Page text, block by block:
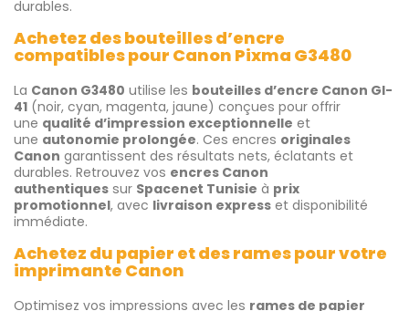
durables.
Achetez des bouteilles d’encre
compatibles pour Canon Pixma G3480
La Canon G3480 utilise les bouteilles d’encre Canon GI-
41 (noir, cyan, magenta, jaune) conçues pour offrir
une qualité d’impression exceptionnelle et
une autonomie prolongée. Ces encres originales
Canon garantissent des résultats nets, éclatants et
durables. Retrouvez vos encres Canon
authentiques sur Spacenet Tunisie à prix
promotionnel, avec livraison express et disponibilité
immédiate.
Achetez du papier et des rames pour votre
imprimante Canon
Optimisez vos impressions avec les rames de papier